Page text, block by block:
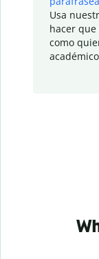
Usa
hacer
como